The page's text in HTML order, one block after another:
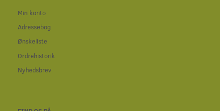
Min konto
Adressebog
Ønskeliste
Ordrehistorik
Nyhedsbrev